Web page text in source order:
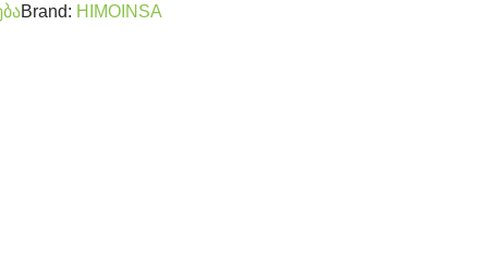
Brand: HIMOINSA